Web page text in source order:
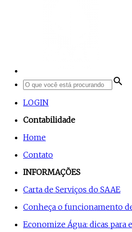
search
LOGIN
Contabilidade
Home
Contato
INFORMAÇÕES
Carta de Serviços do SAAE
Conheça o funcionamento
Economize Água: dicas para